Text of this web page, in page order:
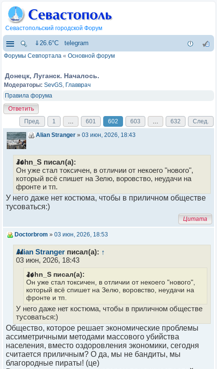
Севастопольский городской Форум
⇓26.6°C telegram
Форумы Севпортала « Основной форум
Донецк, Луганск. Началось.
Модераторы: SevGS, Главврач
Правила форума
Ответить
Пред.
1 … 601 602 603 … 632 След.
Alian Stranger » 03 июн, 2026, 18:43
John_S писал(а):
Он уже стал токсичен, в отличии от некоего "нового",
который всё спишет на Зелю, воровство, неудачи на
фронте и тп.
У него даже нет костюма, чтобы в приличном обществе
тусоваться:)
Цитата
Doctorbrom » 03 июн, 2026, 18:53
Alian Stranger писал(а): ↑
03 июн, 2026, 18:43
John_S писал(а):
Он уже стал токсичен, в отличии от некоего "нового",
который всё спишет на Зелю, воровство, неудачи на
фронте и тп.
У него даже нет костюма, чтобы в приличном обществе
тусоваться:)
Общество, которое решает экономические проблемы
ассиметричными методами массового убийства
населения, вместо оздоровления экономики, сегодня
считается приличным? О да, мы не бандиты, мы
благородные пираты! (це)